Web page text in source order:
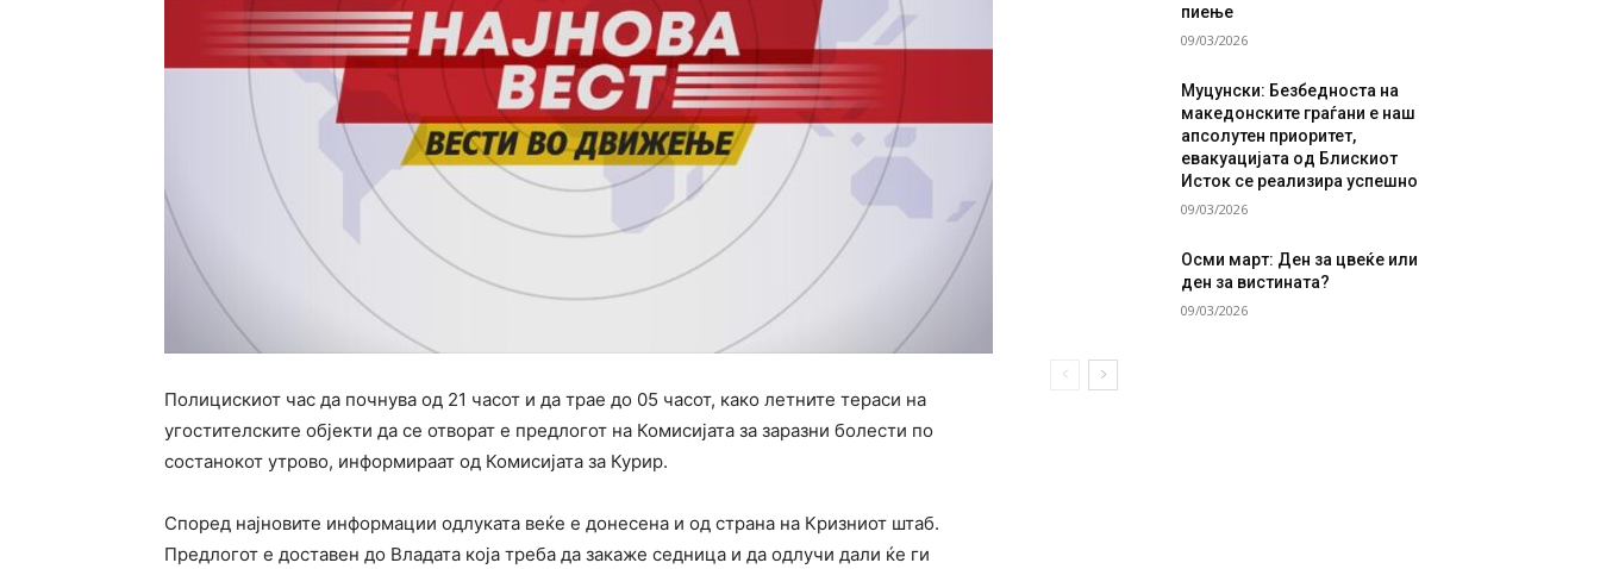
Полицискиот час да почнува од 21 часот и да трае до 05 часот, како летните тераси на
угостителските објекти да се отворат е предлогот на Комисијата за заразни болести по
состанокот утрово, информираат од Комисијата за Курир.
Според најновите информации одлуката веќе е донесена и од страна на Кризниот штаб.
Предлогот е доставен до Владата која треба да закаже седница и да одлучи дали ќе ги
пиење
09/03/2026
Муцунски: Безбедноста на
македонските граѓани е наш
апсолутен приоритет,
евакуацијата од Блискиот
Исток се реализира успешно
09/03/2026
Осми март: Ден за цвеќе или
ден за вистината?
09/03/2026